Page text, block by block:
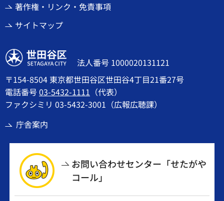
著作権・リンク・免責事項
サイトマップ
世田谷区
法人番号 1000020131121
〒154-8504 東京都世田谷区世田谷4丁目21番27号
電話番号03-5432-1111 （代表）
ファクシミリ 03-5432-3001（広報広聴課）
庁舎案内
お問い合わせセンター「せたがや
コール」